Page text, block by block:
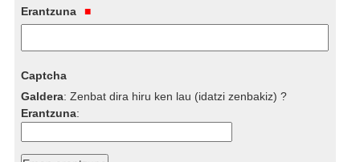
Erantzuna
Captcha
Galdera:Zenbat dira hiru ken lau (idatzi zenbakiz) ?
Erantzuna: